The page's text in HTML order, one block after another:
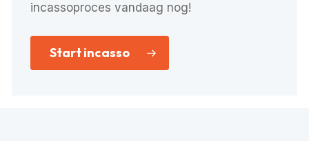
incassoproces vandaag nog!
Start incasso